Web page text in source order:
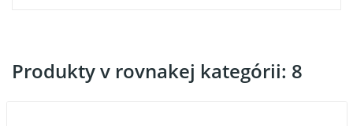
Produkty v rovnakej kategórii: 8